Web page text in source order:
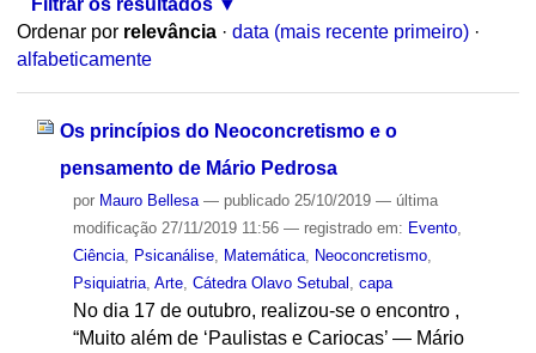
Filtrar os resultados
Ordenar por relevância · data (mais recente primeiro) ·
alfabeticamente
Os princípios do Neoconcretismo e o
pensamento de Mário Pedrosa
por Mauro Bellesa — publicado25/10/2019 — última
modificação27/11/2019 11:56 — registrado em: Evento,
Ciência, Psicanálise, Matemática, Neoconcretismo,
Psiquiatria, Arte, Cátedra Olavo Setubal capa
No dia 17 de outubro, realizou-se o encontro ,
“Muito além de ‘Paulistas e Cariocas’ — Mário